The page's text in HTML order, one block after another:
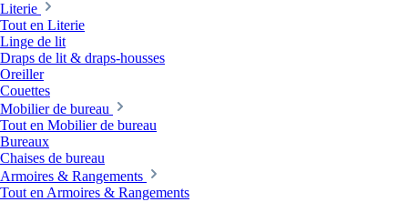
Literie
Tout en Literie
Linge de lit
Draps de lit & draps-housses
Oreiller
Couettes
Mobilier de bureau
Tout en Mobilier de bureau
Bureaux
Chaises de bureau
Armoires & Rangements
Tout en Armoires & Rangements